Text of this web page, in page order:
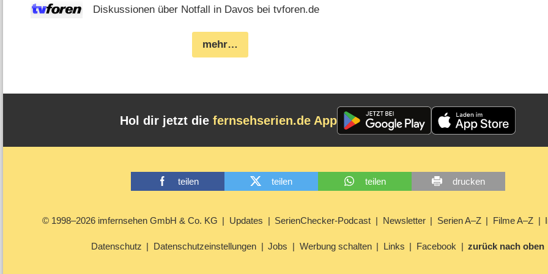
Diskussionen über Notfall in Davos bei tvforen.de
mehr…
Hol dir jetzt die fernsehserien.de App
teilen teilen teilen drucken
© 1998–2026 imfernsehen GmbH & Co. KG Updates SerienChecker-Podcast Newsletter Serien A–Z Filme A–Z
Datenschutz Datenschutzeinstellungen Jobs Werbung schalten Links Facebook zurück nach oben